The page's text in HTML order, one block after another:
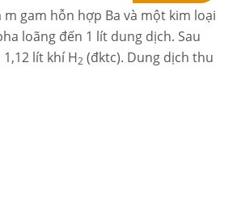
gam hỗn hợp Ba và một kim loại
loãng đến 1 lít dung dịch. Sau
lít khí H2 (đktc). Dung dịch thu